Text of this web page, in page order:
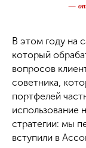
—
В этом году на
который
вопросов
советника,
портфелей
использование
стратегии: мы
вступили в